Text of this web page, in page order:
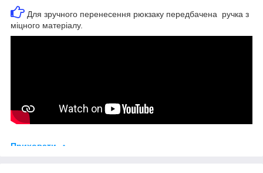
Для зручного перенесення рюкзаку передбачена ручка з
міцного матеріалу.
Приховати